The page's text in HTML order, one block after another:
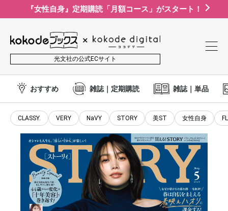
『女性自身』定期購読「月額コース」がスタート！
光文社の公式ECサイト
おすすめ 雑誌｜定期購読 雑誌｜単品
CLASSY. VERY NaVY STORY 美ST 女性自身